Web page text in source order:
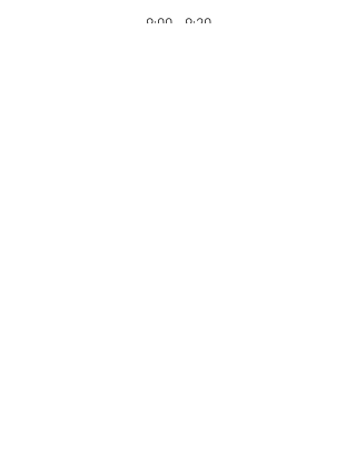
9:00 - 9:20